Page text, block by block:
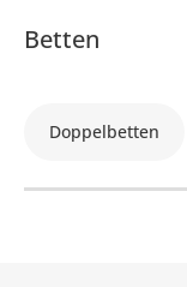
Betten
Doppelbetten